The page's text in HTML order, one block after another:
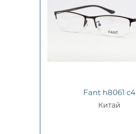
Fant h8061 c4
Китай